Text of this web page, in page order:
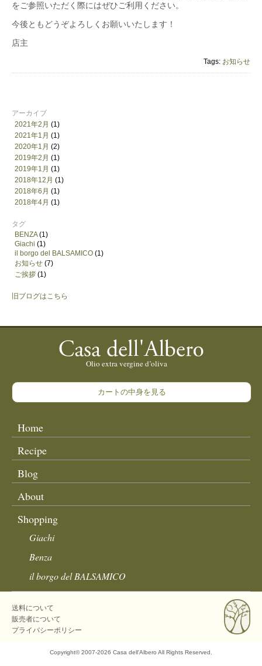
をご参照いただく際にはぜひご利用ください。
今後ともどうぞよろしくお願いいたします！
店主
Tags: お知らせ
アーカイブ
2021年2月 (1)
2021年1月 (1)
2020年1月 (2)
2019年2月 (1)
2019年1月 (1)
2018年12月 (1)
2018年6月 (1)
2018年4月 (1)
タグ
BENZA(1)
Giachi (1)
il borgo del BALSAMICO (1)
お知らせ (7)
ご挨拶 (1)
旧ブログはこちら
カートの中身を見る
Home
Recipe
Blog
About
Shopping
Giachi
Benza
il borgo del BALSAMICO
送料について
販売者について
プライバシーポリシー
Copyright©2007-2026 Casa dell'Albero All Rights Reserved.